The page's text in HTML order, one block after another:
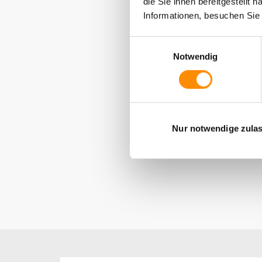
Informationen, besuchen Sie
Notwendig
Nur notwendige